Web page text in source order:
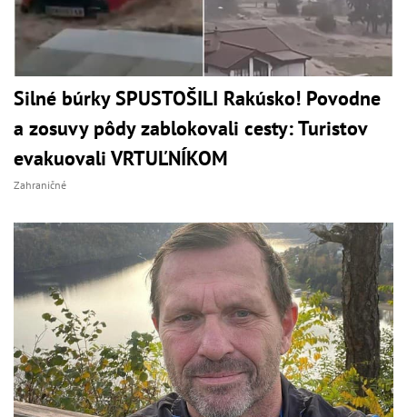
Silné búrky SPUSTOŠILI Rakúsko! Povodne
a zosuvy pôdy zablokovali cesty: Turistov
evakuovali VRTUĽNÍKOM
Zahraničné